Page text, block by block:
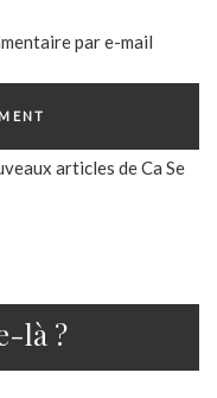
par e-mail
articles de Ca Se
là ?